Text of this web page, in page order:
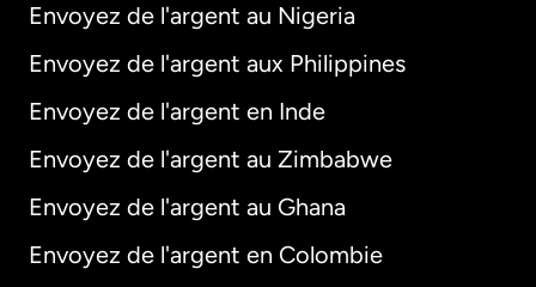
Envoyez de l'argent au Nigeria
Envoyez de l'argent aux Philippines
Envoyez de l'argent en Inde
Envoyez de l'argent au Zimbabwe
Envoyez de l'argent au Ghana
Envoyez de l'argent en Colombie